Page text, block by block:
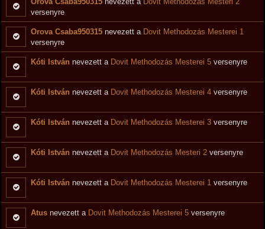
versenyre
Orova Csaba950315 nevezett a Dovit Methodozás Mesterei 1
versenyre
Kóti István nevezett a Dovit Methodozás Mesterei 5 versenyre
Kóti István nevezett a Dovit Methodozás Mesterei 4 versenyre
Kóti István nevezett a Dovit Methodozás Mesterei 3 versenyre
Kóti István nevezett a Dovit Methodozás Mesteri 2 versenyre
Kóti István nevezett a Dovit Methodozás Mesterei 1 versenyre
Atus nevezett a Dovit Methodozás Mesterei 5 versenyre